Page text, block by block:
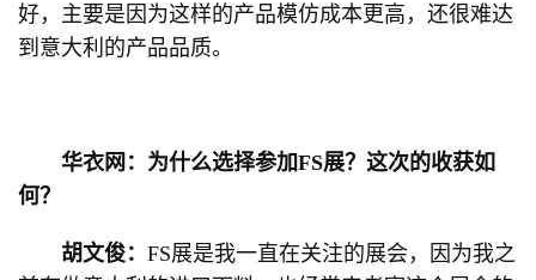
好，主要是因为这样的产品模仿成本更高，还很难达
到意大利的产品品质。
华衣网：为什么选择参加FS展？这次的收获如
何？
胡文俊： FS展是我一直在关注的展会，因为我之